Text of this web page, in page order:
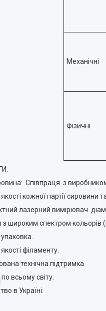
Механічні
Фізичні
Співпраця з
кожної партії сировини
лазерний вимірювач
широким спектром кольорів
філаменту.
технічна підтримка.
всьому світу.
в Україні.